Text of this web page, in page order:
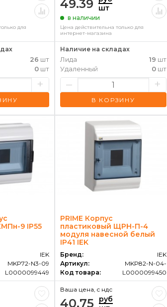
для
26 шт
0шт
+
49.39
шт
в наличии
Цена действительна только для
интернет-магазина
Наличие на складах
Лида 19 шт
Удаленный
0шт
– +
В КОРЗИНУ
9 IP55
IEK
MKP72-N3-09
L0000099449
PRIME Корпус
пластиковый ЩРН-П-4
модуля навесной белый
IP41 IEK
Бренд:
IEK
Артикул:
MKP82-N-04-
Код товара:
L0000099450
Ваша цена, c ндс
40.75
руб